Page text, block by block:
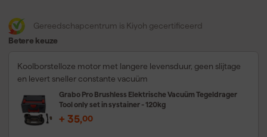
Gereedschapcentrum is Kiyoh gecertificeerd
Betere keuze
Koolborstelloze motor met langere levensduur, geen slijtage
en levert sneller constante vacuüm
Grabo Pro Brushless Elektrische Vacuüm Tegeldrager
Tool only set in systainer - 120kg
+ 35,00